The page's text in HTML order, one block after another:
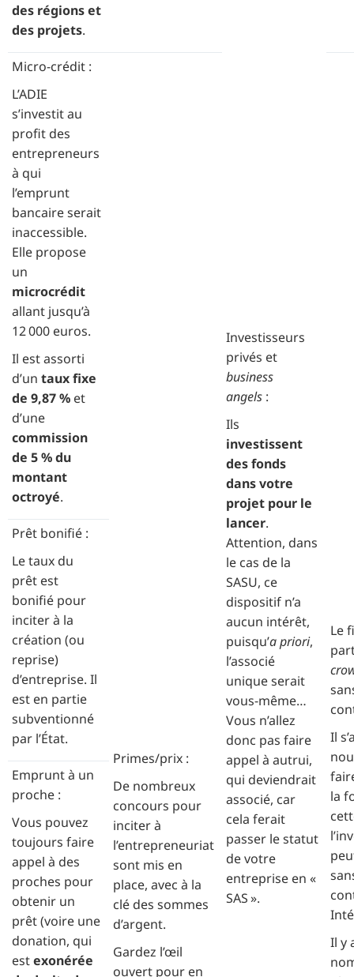
des régions et
des projets.
Investisseurs
privés et
business
angels :
Ils
investissent
des fonds
dans votre
projet pour le
lancer.
Attention, dans
le cas de la
SASU, ce
dispositif n’a
aucun intérêt,
puisqu’a priori,
l’associé
unique serait
vous-même…
Vous n’allez
donc pas faire
appel à autrui,
qui deviendrait
associé, car
cela ferait
passer le statut
de votre
entreprise en «
SAS ».
Micro-crédit :
L’ADIE
s’investit au
profit des
entrepreneurs
à qui
l’emprunt
bancaire serait
inaccessible.
Elle propose
un
microcrédit
allant jusqu’à
12 000 euros.
Il est assorti
d’un taux fixe
de 9,87 % et
d’une
commission
de 5 % du
montant
octroyé.
Primes/prix :
De nombreux
concours pour
inciter à
l’entrepreneuriat
sont mis en
place, avec à la
clé des sommes
d’argent.
Gardez l’œil
ouvert pour en
Le
Il
la
Il y
Prêt bonifié :
Le taux du
prêt est
bonifié pour
inciter à la
création (ou
reprise)
d’entreprise. Il
est en partie
subventionné
par l’État.
Emprunt à un
proche :
Vous pouvez
toujours faire
appel à des
proches pour
obtenir un
prêt (voire une
donation, qui
estexonérée